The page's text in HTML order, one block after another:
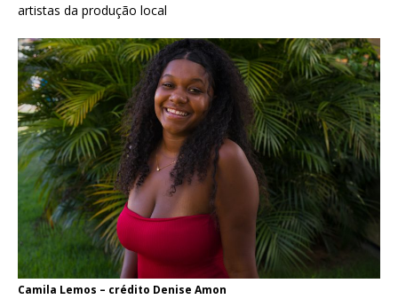
artistas da produção local
Camila Lemos – crédito Denise Amon